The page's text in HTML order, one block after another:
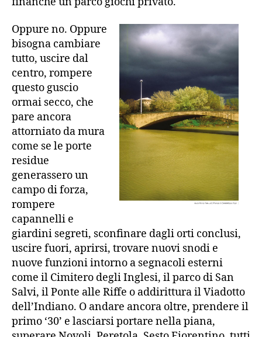
Oppure no. Oppure
bisogna cambiare
tutto, uscire dal
centro, rompere
questo guscio
ormai secco, che
pare ancora
attorniato da mura
come se le porte
residue
generassero un
campo di forza,
rompere
capannelli e
giardini segreti, sconfinare dagli orti conclusi,
uscire fuori, aprirsi, trovare nuovi snodi e
nuove funzioni intorno a segnacoli esterni
come il Cimitero degli Inglesi, il parco di San
Salvi, il Ponte alle Riffe o addirittura il Viadotto
dell’Indiano. O andare ancora oltre, prendere il
primo ‘30’ e lasciarsi portare nella piana,